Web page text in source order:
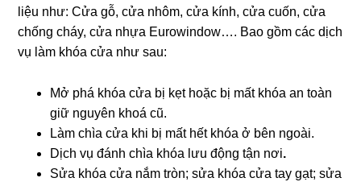
liệu như: Cửa gỗ, cửa nhôm, cửa kính, cửa cuốn, cửa
chống cháy, cửa nhựa Eurowindow…. Bao gồm các dịch
vụ làm khóa cửa như sau:
Mở phá khóa cửa bị kẹt hoặc bị mất khóa an toàn
giữ nguyên khoá cũ.
Làm chìa cửa khi bị mất hết khóa ở bên ngoài.
Dịch vụ đánh chìa khóa lưu động tận nơi.
Sửa khóa cửa nắm tròn; sửa khóa cửa tay gạt; sửa